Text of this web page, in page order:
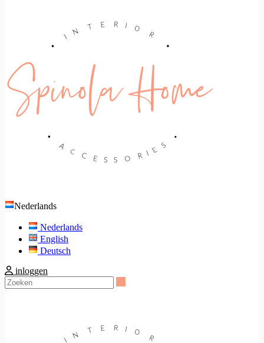
Nederlands
Nederlands
English
Deutsch
inloggen